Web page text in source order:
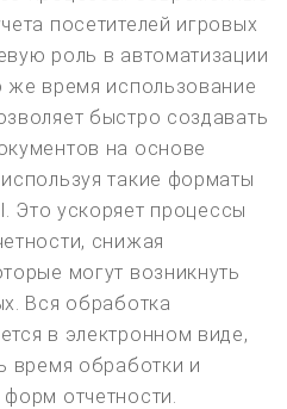
посетителей игровых
роль в автоматизации
же время использование
быстро создавать
на основе
такие форматы
Это ускоряет процессы
снижая
могут возникнуть
Вся обработка
в электронном виде,
время обработки и
отчетности.